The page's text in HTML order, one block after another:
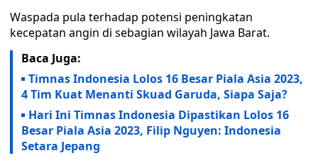
Waspada pula terhadap potensi peningkatan
kecepatan angin di sebagian wilayah Jawa Barat.
Baca Juga:
Timnas Indonesia Lolos 16 Besar Piala Asia 2023,
4 Tim Kuat Menanti Skuad Garuda, Siapa Saja?
Hari Ini Timnas Indonesia Dipastikan Lolos 16
Besar Piala Asia 2023, Filip Nguyen: Indonesia
Setara Jepang